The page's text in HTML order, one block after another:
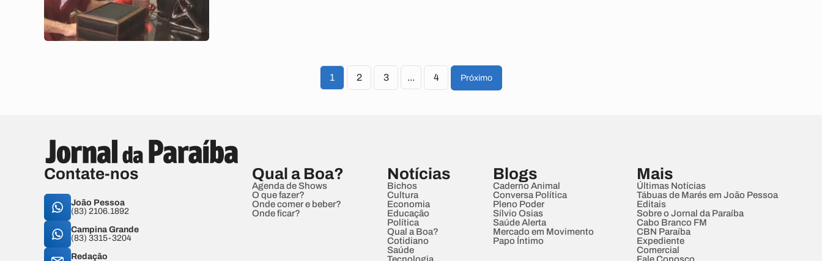
1 2 3 ... 4 Próximo
Contate-nos
João Pessoa
(83) 2106.1892
Campina Grande
(83) 3315-3204
Redação
Qual a Boa?
Agenda de Shows
O que fazer?
Onde comer e beber?
Onde ficar?
Notícias
Bichos
Cultura
Economia
Educação
Política
Qual a Boa?
Cotidiano
Saúde
Blogs
Caderno Animal
Conversa Política
Pleno Poder
Sílvio Osias
Saúde Alerta
Mercado em Movimento
Papo Íntimo
Mais
Últimas Notícias
Tábuas de Marés em João Pessoa
Editais
Sobre o Jornal da Paraíba
Cabo Branco FM
CBN Paraíba
Expediente
Comercial